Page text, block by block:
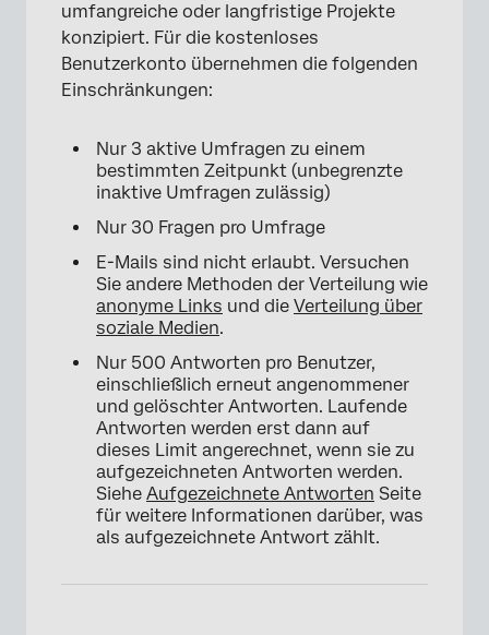
umfangreiche oder langfristige Projekte
konzipiert. Für die kostenloses
Benutzerkonto übernehmen die folgenden
Einschränkungen:
Nur 3 aktive Umfragen zu einem
bestimmten Zeitpunkt (unbegrenzte
inaktive Umfragen zulässig)
Nur 30 Fragen pro Umfrage
E-Mails sind nicht erlaubt. Versuchen
Sie andere Methoden der Verteilung wie
anonyme Links und die Verteilung über
soziale Medien.
Nur 500 Antworten pro Benutzer,
einschließlich erneut angenommener
und gelöschter Antworten. Laufende
Antworten werden erst dann auf
dieses Limit angerechnet, wenn sie zu
aufgezeichneten Antworten werden.
Siehe Aufgezeichnete Antworten Seite
für weitere Informationen darüber, was
als aufgezeichnete Antwort zählt.